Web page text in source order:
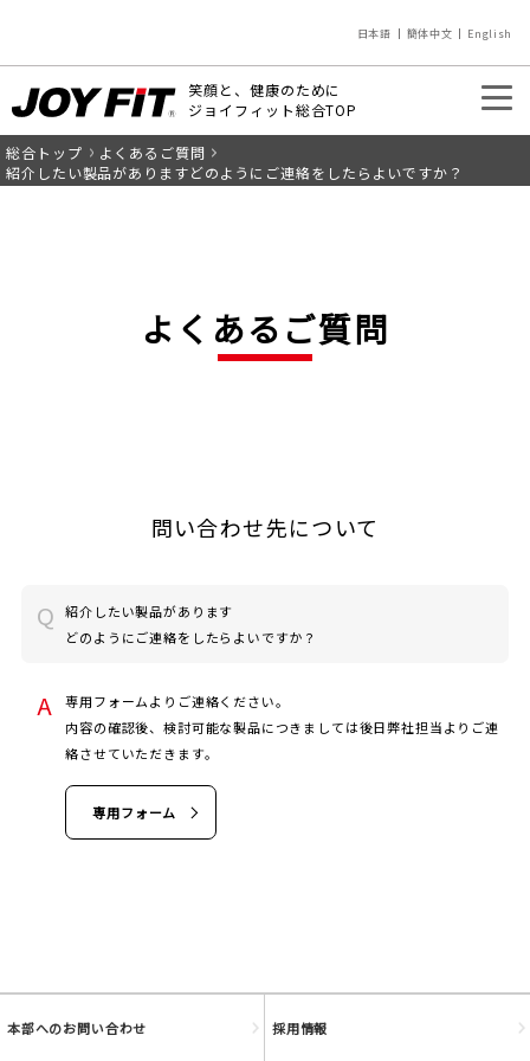
日本語 簡体中文 English
笑顔と、健康のために
ジョイフィット総合TOP
入会のご案内 店舗を探す
JOYFIT
JOYFIT YOGA
総合トップ
よくあるご質問
紹介したい製品がありますどのようにご連絡をしたらよいですか？
よくあるご質問
問い合わせ先について
紹介したい製品があります
どのようにご連絡をしたらよいですか？
専用フォームよりご連絡ください。
内容の確認後、検討可能な製品につきましては後日弊社担当よりご連
絡させていただきます。
専用フォーム
本部へのお問い合わせ 採用情報